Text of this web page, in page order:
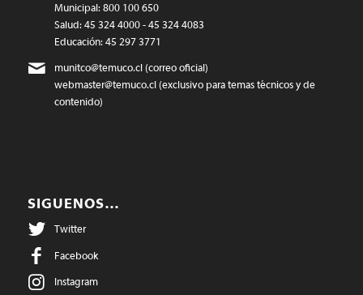
Municipal: 800 100 650
Salud: 45 324 4000 - 45 324 4083
Educación: 45 297 3771
munitco@temuco.cl(correo oficial)
webmaster@temuco.cl(exclusivo para temas técnicos y de
contenido)
SIGUENOS…
Twitter
Facebook
Instagram